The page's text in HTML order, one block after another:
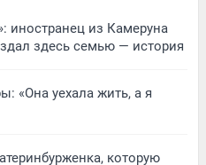
иностранец из Камеруна
здесь семью — история
«Она уехала жить, а я
которую